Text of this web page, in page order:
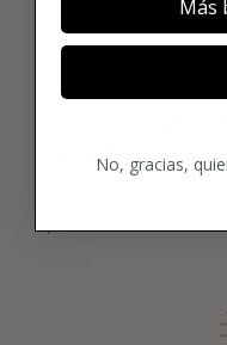
03
CADA MES
Cada mes, un nuevo
Más
No, gracias,